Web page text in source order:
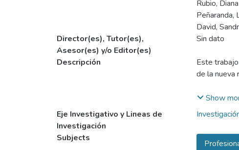
Rubio, Diana
Peñaranda,
David,
Director(es), Tutor(es),
Asesor(es) y/o Editor(es)
Sin dato
Descripción
Este
de la nueva
Por ser un
a e interés
concisa de
Show
Eje Investigativo y Lineas de
Investigación
Subjects